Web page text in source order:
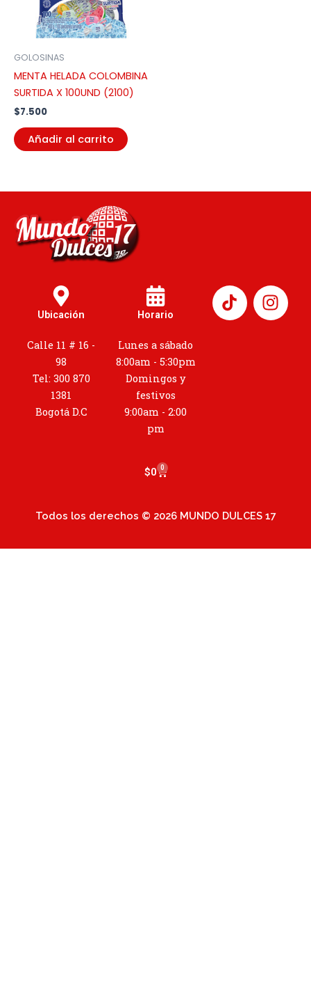
GOLOSINAS
MENTA HELADA COLOMBINA
SURTIDA X 100UND (2100)
$7.500
Añadir al carrito
Ubicación
Calle 11 # 16 -
98
Tel: 300 870
1381
Bogotá D.C
Horario
Lunes a sábado
8:00am - 5:30pm
Domingos y
festivos
9:00am - 2:00
pm
I
n
s
$0 0
Cart
Todos los derechos © 2026 MUNDO DULCES 17